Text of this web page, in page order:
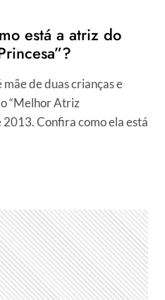
está a atriz do
mãe de duas crianças e
“Melhor Atriz
Confira como ela está